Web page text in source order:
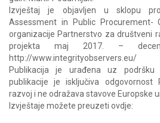
Izvještaj je objavljen u sklopu
Assessment in Public Procurement-
organizacije Partnerstvo za društveni
projekta maj 2017. –
http://www.integrityobservers.eu/
Publikacija je urađena uz podršku
publikacije je isključiva odgovornost
razvoj i ne odražava stavove Europske
Izvještaje možete preuzeti ovdje: